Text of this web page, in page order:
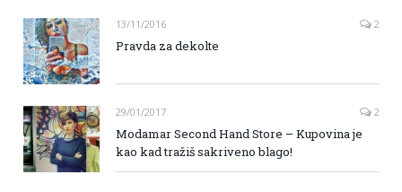
13/11/2016 2
Pravda za dekolte
29/01/2017 2
Modamar Second Hand Store – Kupovina je
kao kad tražiš sakriveno blago!